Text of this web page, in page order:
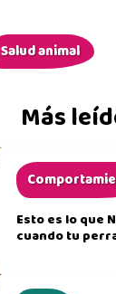
Más
Esto es lo que
cuando tu
Salud animal